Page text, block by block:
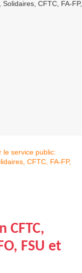
CFTC,
FSU et